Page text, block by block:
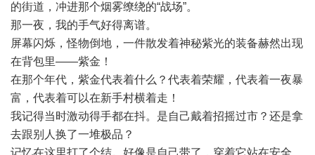
的街道，冲进那个烟雾缭绕的“战场”。
那一夜，我的手气好得离谱。
屏幕闪烁，怪物倒地，一件散发着神秘紫光的装备赫然出现
在背包里——紫金！
在那个年代，紫金代表着什么？代表着荣耀，代表着一夜暴
富，代表着可以在新手村横着走！
我记得当时激动得手都在抖。是自己戴着招摇过市？还是拿
去跟别人换了一堆极品？
记忆在这里打了个结。好像是自己带了，穿着它站在安全